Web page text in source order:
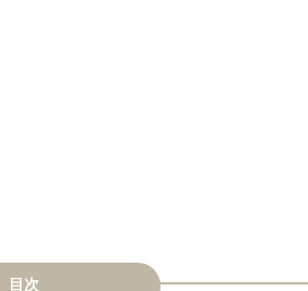
目次